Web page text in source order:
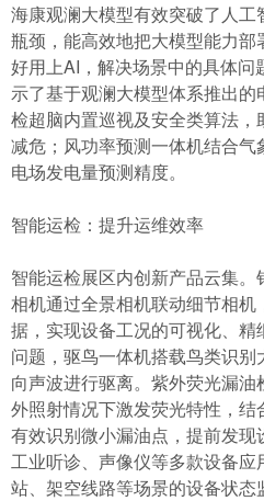
海康观澜大模型有效突破了人
瓶颈，能高效地把大模型能力
好用上AI，解决场景中的具体问
示了基于观澜大模型体系推出
检超脑内置巡视及安全类算法
减危；风功率预测一体机结合
电场发电量预测精度。
智能运检：提升运维效率
智能运检展区内创新产品云集
相机通过全景相机联动细节相
据，实现设备工况的可视化、
问题，驱鸟一体机搭载鸟类识
向声波进行驱离。紫外荧光漏
外照射情况下激发荧光特性，结
有效识别微小漏油点，提前发
工业听诊、声像仪等多款设备
站、架空线路等场景的设备状态